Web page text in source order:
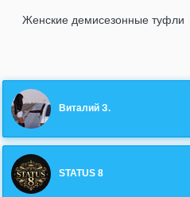
Женские демисезонные туфли
Виталий З.
STATUS 8